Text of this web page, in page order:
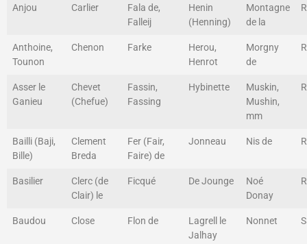
Anjou Carlier
Fala de,
Falleij
Henin
(Henning)
Montagne
de la
Anthoine,
Tounon
Chenon Farke
Herou,
Henrot
Morgny
de
Asser le
Ganieu
Chevet
(Chefue)
Fassin,
Fassing
Hybinette
Muskin,
Mushin,
mm
Bailli (Baji,
Bille)
Clement
Breda
Fer (Fair,
Faire) de
Jonneau Nis de
Basilier
Clerc (de
Clair) le
Ficqué De Jounge
Noé
Donay
Baudou Close Flon de
Lagrell le
Jalhay
Nonnet